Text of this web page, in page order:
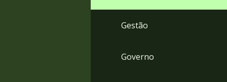
Gestão
Governo